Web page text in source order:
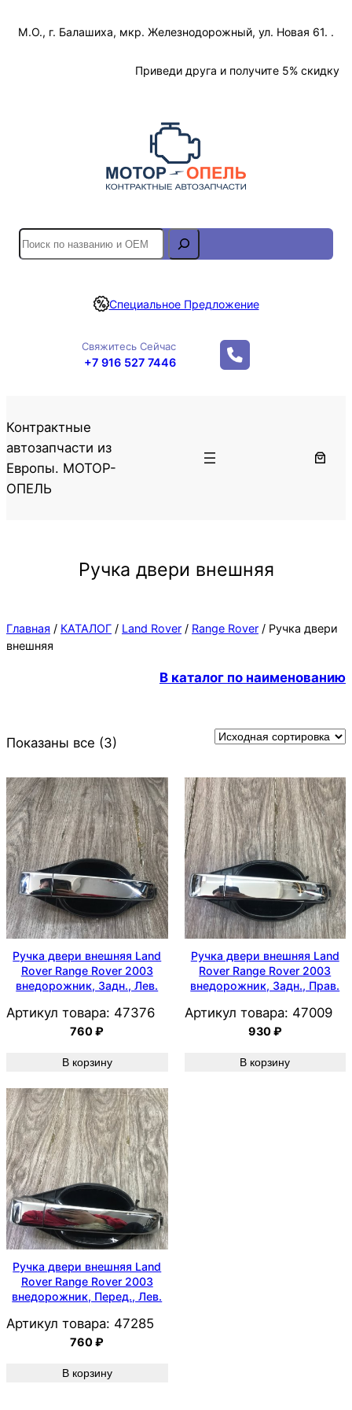
М.О., г. Балашиха, мкр. Железнодорожный, ул. Новая 61. .
Приведи друга и получите 5% скидку
S
e
r
Специальное Предложение
Свяжитесь Сейчас
+7 916 527 7446
Контрактные
автозапчасти из
Европы. МОТОР-
ОПЕЛЬ
Ручка двери внешняя
Главная / КАТАЛОГ / Land Rover / Range Rover / Ручка двери
внешняя
В каталог по наименованию
Показаны все (3)
Ручка двери внешняя Land
Rover Range Rover 2003
внедорожник, Задн., Лев.
Артикул товара: 47376
760₽
В корзину
Ручка двери внешняя Land
Rover Range Rover 2003
внедорожник, Задн., Прав.
Артикул товара: 47009
930₽
В корзину
Ручка двери внешняя Land
Rover Range Rover 2003
внедорожник, Перед., Лев.
Артикул товара: 47285
760₽
В корзину